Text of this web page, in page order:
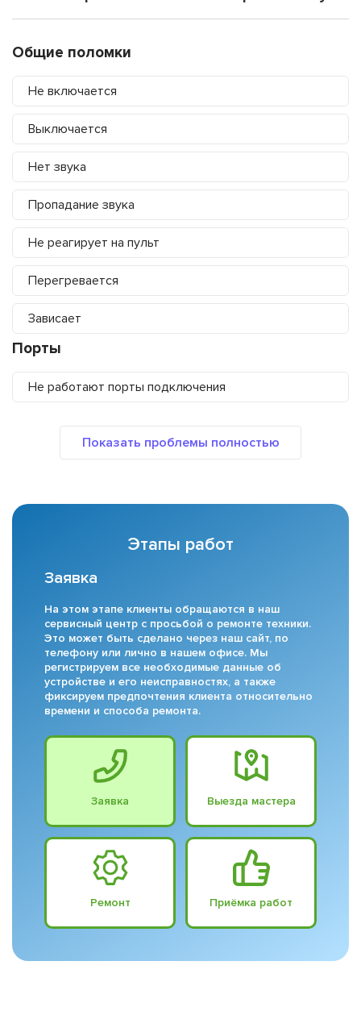
Общие поломки
Не включается
Выключается
Нет звука
Пропадание звука
Не реагирует на пульт
Перегревается
Зависает
Порты
Не работают порты подключения
Этапы работ
Заявка
На этом этапе клиенты обращаются в наш
сервисный центр с просьбой о ремонте техники.
Это может быть сделано через наш сайт, по
телефону или лично в нашем офисе. Мы
регистрируем все необходимые данные об
устройстве и его неисправностях, а также
фиксируем предпочтения клиента относительно
времени и способа ремонта.
Заявка Выезда мастера
Ремонт Приёмка работ